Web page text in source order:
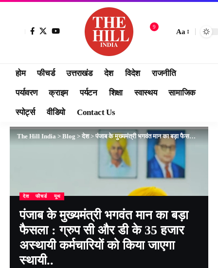
9
Aa
होम फीचर्ड उत्तराखंड देश विदेश राजनीति
पर्यावरण क्राइम पर्यटन शिक्षा स्वास्थय सामाजिक
स्पोर्ट्स वीडियो Contact Us
The Hill India> Blog > देश>पंजाब के मुख्यमंत्री भगवंत मान का बड़ा फैसला : ग्रुप सी और डी के 35 हजार अस्थायी कर्मचारियों को किया जाएगा स्थायी..
देश फीचर्ड यूथ
पंजाब के मुख्यमंत्री भगवंत मान का बड़ा
फैसला : ग्रुप सी और डी के 35 हजार
अस्थायी कर्मचारियों को किया जाएगा
स्थायी..